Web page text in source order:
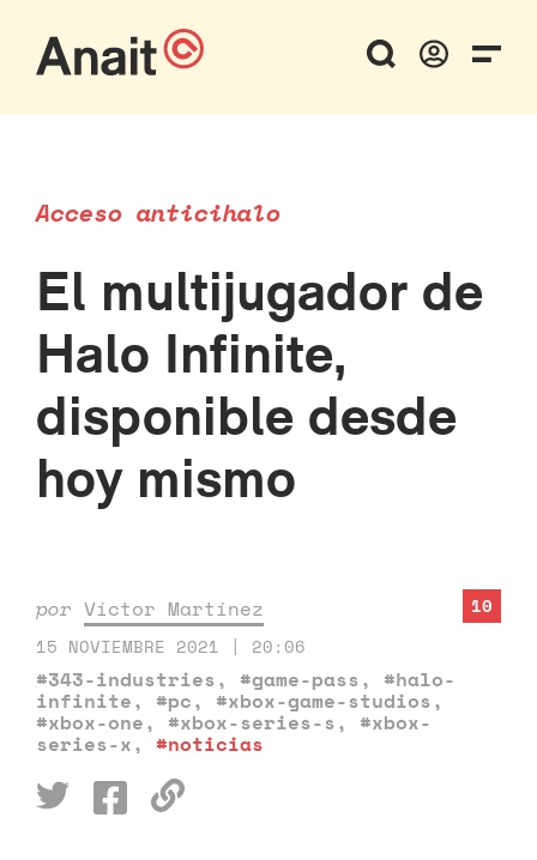
Acceso anticihalo
El multijugador de
Halo Infinite,
disponible desde
hoy mismo
por Víctor Martínez
15 NOVIEMBRE 2021 | 20:06
#343-industries, #game-pass, #halo-
infinite, #pc, #xbox-game-studios,
#xbox-one, #xbox-series-s, #xbox-
series-x, #noticias
10